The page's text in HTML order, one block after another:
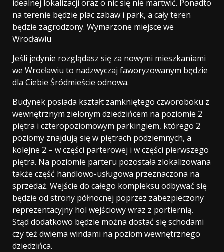
idealnej lokalizacji oraz o nic się nie martwić. Ponadto
na terenie będzie plac zabaw i park, a cały teren
będzie zagrodzony. Wymarzone miejsce we
Wrocławiu
Jeśli jedynie rozglądasz się za nowymi mieszkaniami
we Wrocławiu to nadzwyczaj faworyzowanym będzie
dla Ciebie Śródmieście odnowa.
Budynek posiada kształt zamkniętego czworoboku z
wewnętrznym zielonym dziedzińcem na poziomie 2
piętra i czteropoziomowym parkingiem, którego 2
poziomy znajdują się w piętrach podziemnych, a
kolejne 2 – w części parterowej i w części pierwszego
piętra. Na poziomie parteru pozostała zlokalizowana
także część handlowo-usługowa przeznaczona na
sprzedaż. Wejście do całego kompleksu odbywać się
będzie od strony północnej poprzez zabezpieczony
reprezentacyjny hol wejściowy wraz z portiernią.
Stąd dodatkowo będzie można dostać się schodami
czy też dwiema windami na poziom wewnętrznego
dziedzińca.